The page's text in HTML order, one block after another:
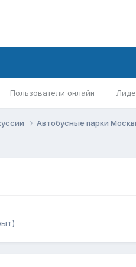
Пользователи онлайн
Автобусные парки